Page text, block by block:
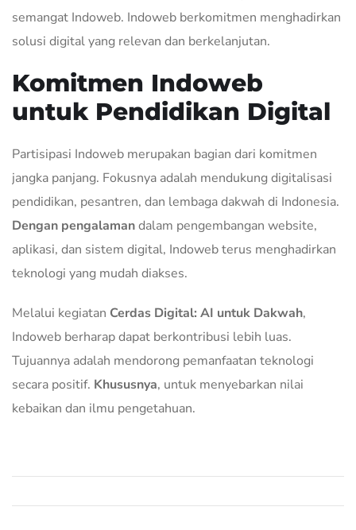
semangat Indoweb. Indoweb berkomitmen menghadirkan
solusi digital yang relevan dan berkelanjutan.
Komitmen Indoweb
untuk Pendidikan Digital
Partisipasi Indoweb merupakan bagian dari komitmen
jangka panjang. Fokusnya adalah mendukung digitalisasi
pendidikan, pesantren, dan lembaga dakwah di Indonesia.
Dengan pengalamandalam pengembangan website,
aplikasi, dan sistem digital, Indoweb terus menghadirkan
teknologi yang mudah diakses.
Melalui kegiatan Cerdas Digital: AI untuk Dakwah,
Indoweb berharap dapat berkontribusi lebih luas.
Tujuannya adalah mendorong pemanfaatan teknologi
secara positif. Khususnya, untuk menyebarkan nilai
kebaikan dan ilmu pengetahuan.